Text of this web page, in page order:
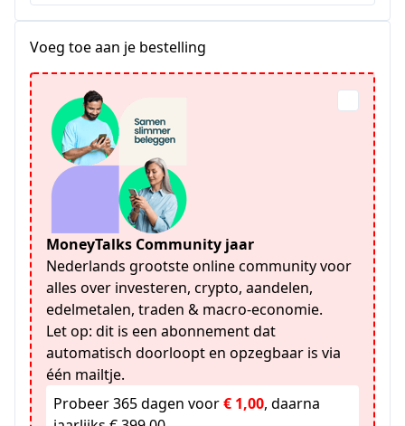
Voeg toe aan je bestelling
MoneyTalks Community jaar
Nederlands grootste online community voor
alles over investeren, crypto, aandelen,
edelmetalen, traden & macro-economie.
Let op: dit is een abonnement dat
automatisch doorloopt en opzegbaar is via
één mailtje.
Probeer 365 dagen voor€ 1,00, daarna